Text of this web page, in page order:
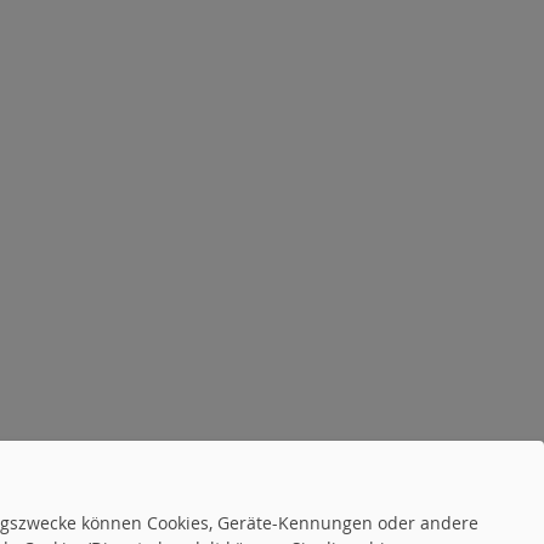
können Cookies, Geräte-Kennungen oder andere